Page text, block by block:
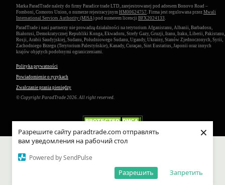
Разрешите сайту paradtrade.com отправлять
вам уведомления на рабочий стол
Powered by SendPulse
Запретить
Разрешить
×
Marka ParadTrade należy do firmy Paradice trade LTD, zarejestrowanej pod adresem Bonovo Road –
Fomboni, Comoros Union, o numerze rejestracyjnym HM00624757 . Firma jest regulowana przez Mwali
International Services Authority (MlSA) pod numerem licencji BFX2024133
ParadTrade i nasi partnerzy nie prowadzą działalności na terytorium Afganistanu, Albanii, Barbadosu,
Białorusi, Demokratycznej Republiki Konga, Ekwadoru, Strefy Gazy, Gruzji, Iranu, Iraku, Liberii, Pakistanu,
Rosji, Arabii Saudyjskiej, Sudanu, Południowego Sudanu, Ugandy, Ukrainy, Stanów Zjednoczonych, Syrii,
Zachodniego Brzegu (Terytorium Palestyńskie), Kanady, Curaçao, Sint Eustatius, Japonii oraz innych
krajów objętych podobnymi ograniczeniami.
Polityka prywatności
Powiadomienie o ryzykach
Zwalczanie prania pieniędzy
© Copyright ParadTrade 2026. All right reserved.